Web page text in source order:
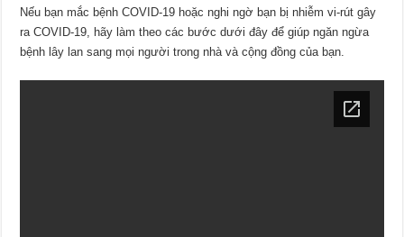
Nếu bạn mắc bệnh COVID-19 hoặc nghi ngờ bạn bị nhiễm vi-rút gây
ra COVID-19, hãy làm theo các bước dưới đây để giúp ngăn ngừa
bệnh lây lan sang mọi người trong nhà và cộng đồng của bạn.